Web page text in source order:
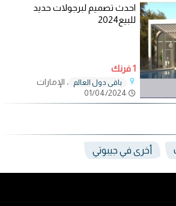
احدث تصميم لبرجولات حديد
للبيع2024
1 فرنك
باقي دول العالم
، الإمارات
أخرى في جيبوتي